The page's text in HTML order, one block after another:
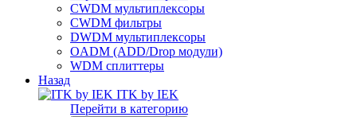
CWDM мультиплексоры
CWDM фильтры
DWDM мультиплексоры
OADM (ADD/Drop модули)
WDM сплиттеры
Назад
ITK by IEK
Перейти в категорию